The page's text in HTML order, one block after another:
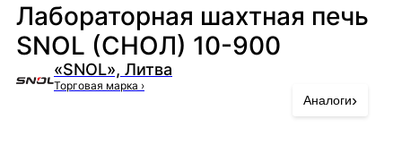
Лабораторная шахтная печь
SNOL (СНОЛ) 10-900
«SNOL», Литва
Торговая марка ›
Аналоги›